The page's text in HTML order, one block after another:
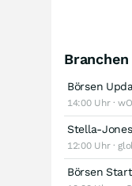
Börsen
14:00 Uhr ·
Stella-
12:00 Uhr ·
Börsen